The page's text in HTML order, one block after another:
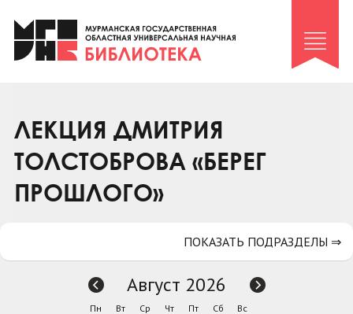
Клуб «Гиря и сельдерей»
Клуб «Семейный архив»
Коллегам
Контакты
ЛЕКЦИЯ ДМИТРИЯ
ТОЛСТОБРОВА «БЕРЕГ
ПРОШЛОГО»
ПОКАЗАТЬ ПОДРАЗДЕЛЫ ⇒
Август 2026
Пн Вт Ср Чт Пт Сб Вс